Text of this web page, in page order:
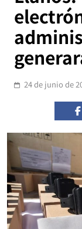
24 de junio de